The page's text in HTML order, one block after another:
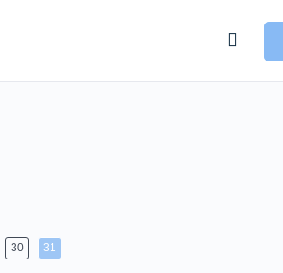
30 31